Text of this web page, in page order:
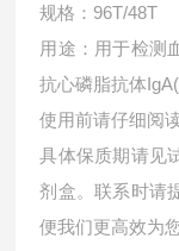
规格：96T/48T
用途：用于检测
抗心磷脂抗体
使用前请仔细阅
具体保质期请见
剂盒。联系时请
便我们更高效为